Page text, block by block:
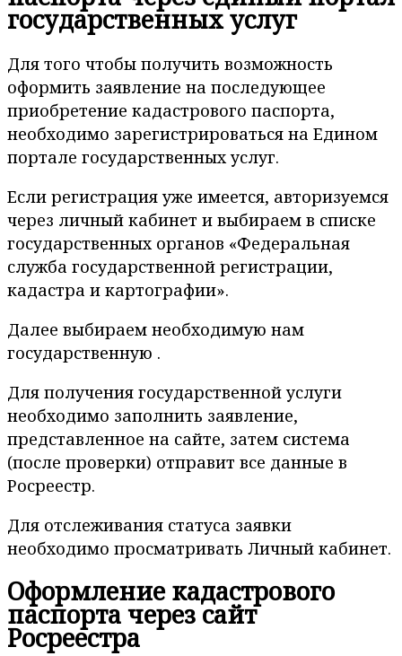
государственных услуг
Для того чтобы получить возможность
оформить заявление на последующее
приобретение кадастрового паспорта,
необходимо зарегистрироваться на Едином
портале государственных услуг.
Если регистрация уже имеется, авторизуемся
через личный кабинет и выбираем в списке
государственных органов «Федеральная
служба государственной регистрации,
кадастра и картографии».
Далее выбираем необходимую нам
государственную .
Для получения государственной услуги
необходимо заполнить заявление,
представленное на сайте, затем система
(после проверки) отправит все данные в
Росреестр.
Для отслеживания статуса заявки
необходимо просматривать Личный кабинет.
Оформление кадастрового
паспорта через сайт
Росреестра